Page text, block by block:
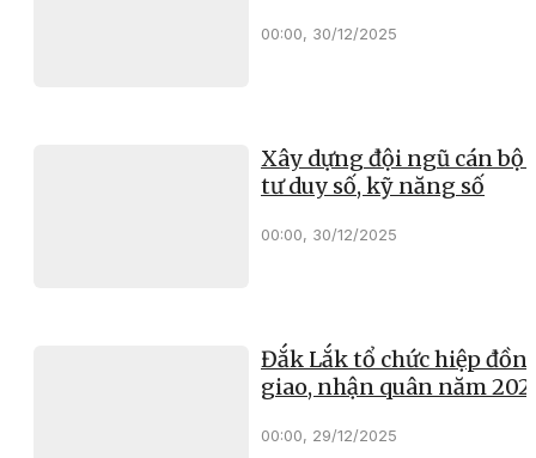
00:00, 30/12/2025
Xây dựng đội ngũ cán bộ
tư duy số, kỹ năng số
00:00, 30/12/2025
Đắk Lắk tổ chức hiệp
giao, nhận quân năm
00:00, 29/12/2025